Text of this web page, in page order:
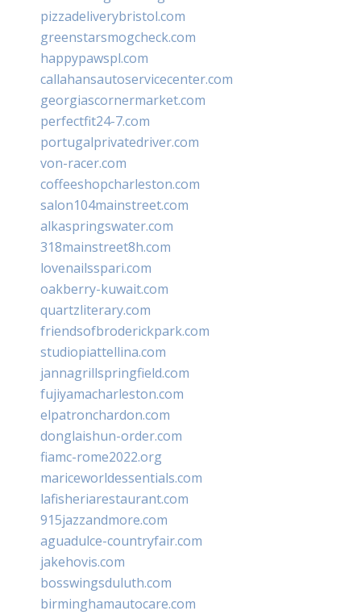
pizzadeliverybristol.com
greenstarsmogcheck.com
happypawspl.com
callahansautoservicecenter.com
georgiascornermarket.com
perfectfit24-7.com
portugalprivatedriver.com
von-racer.com
coffeeshopcharleston.com
salon104mainstreet.com
alkaspringswater.com
318mainstreet8h.com
lovenailsspari.com
oakberry-kuwait.com
quartzliterary.com
friendsofbroderickpark.com
studiopiattellina.com
jannagrillspringfield.com
fujiyamacharleston.com
elpatronchardon.com
donglaishun-order.com
fiamc-rome2022.org
mariceworldessentials.com
lafisheriarestaurant.com
915jazzandmore.com
aguadulce-countryfair.com
jakehovis.com
bosswingsduluth.com
birminghamautocare.com